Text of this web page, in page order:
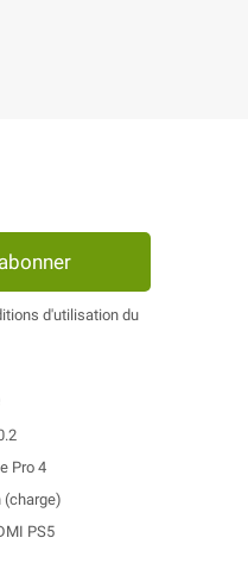
d'utilisation du
Pro 4
(charge)
PS5